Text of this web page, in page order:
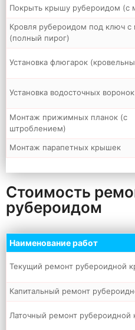
Покрыть крышу рубероидом (с
Кровля рубероидом под ключ с
(полный пирог)
Установка флюгарок
Установка водосточных воронок
Монтаж прижимных планок (с
штроблением)
Монтаж парапетных крышек
Стоимость
рубероидом
Наименование работ
Текущий ремонт рубероидной
Капитальный ремонт
Латочный ремонт рубероидной